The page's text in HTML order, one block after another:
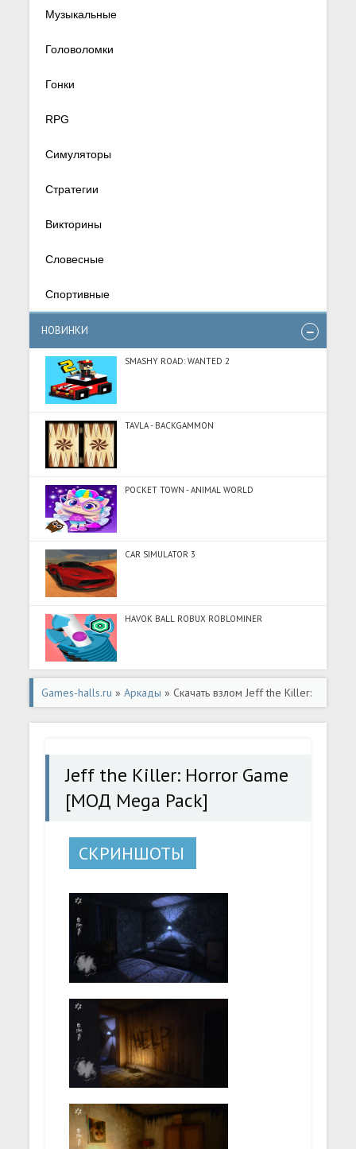
Музыкальные
Головоломки
Гонки
RPG
Симуляторы
Стратегии
Викторины
Словесные
Спортивные
НОВИНКИ
SMASHY ROAD: WANTED 2
TAVLA - BACKGAMMON
POCKET TOWN - ANIMAL WORLD
CAR SIMULATOR 3
HAVOK BALL ROBUX ROBLOMINER
Games-halls.ru »Аркады » Скачать взлом Jeff the Killer:
Horror Game [МОД Mega Pack] - стабильная версия apk
Jeff the Killer: Horror Game
[МОД Mega Pack]
СКРИНШОТЫ